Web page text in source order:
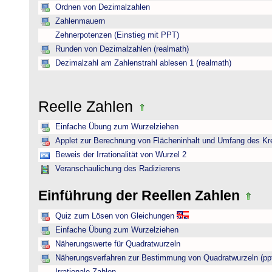
Ordnen von Dezimalzahlen
Zahlenmauern
Zehnerpotenzen (Einstieg mit PPT)
Runden von Dezimalzahlen (realmath)
Dezimalzahl am Zahlenstrahl ablesen 1 (realmath)
Reelle Zahlen
Einfache Übung zum Wurzelziehen
Applet zur Berechnung von Flächeninhalt und Umfang des
Beweis der Irrationalität von Wurzel 2
Veranschaulichung des Radizierens
Einführung der Reellen Zahlen
Quiz zum Lösen von Gleichungen
Einfache Übung zum Wurzelziehen
Näherungswerte für Quadratwurzeln
Näherungsverfahren zur Bestimmung von Quadratwurzeln